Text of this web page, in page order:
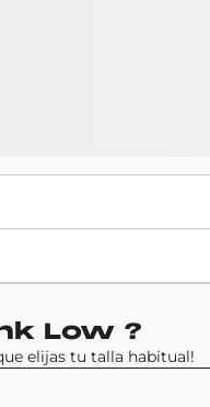
Modelo
Nike SB Dunk Low
Low ?
elijas tu talla habitual!